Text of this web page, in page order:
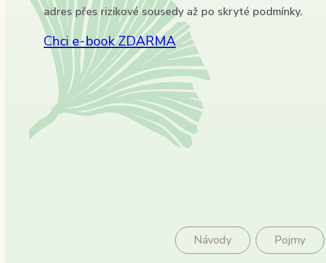
adres přes rizikové sousedy až po skryté podmínky.
Chci e-book ZDARMA
Návody Pojmy